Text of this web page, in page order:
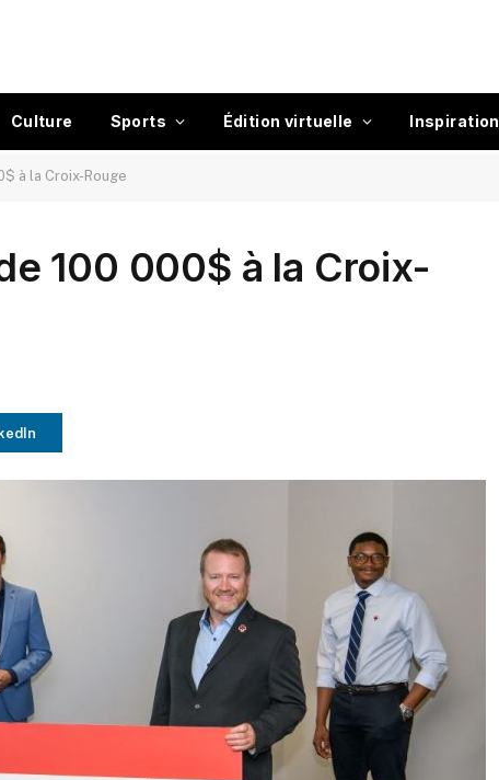
Culture Sports Édition virtuelle Inspiration
à la Croix-Rouge
100 000$ à la Croix-